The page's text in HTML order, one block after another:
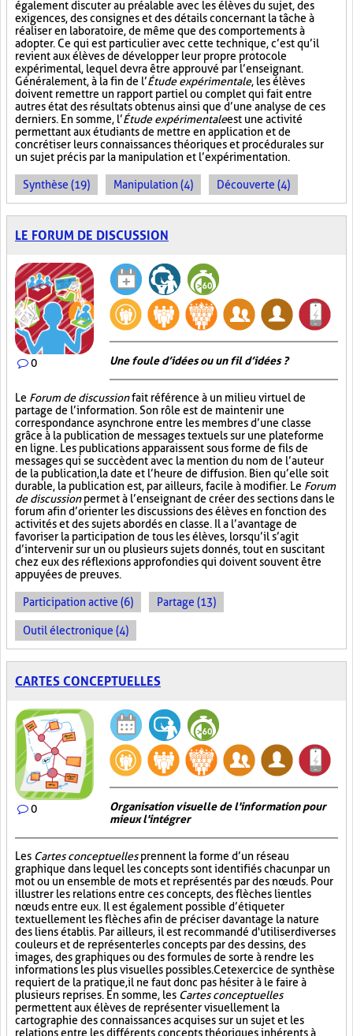
également discuter au préalable avec les élèves du sujet, des
exigences, des consignes et des détails concernant la tâche à
réaliser en laboratoire, de même que des comportements à
adopter. Ce qui est particulier avec cette technique, c’est qu’il
revient aux élèves de développer leur propre protocole
expérimental, lequel devra être approuvé par l’enseignant.
Généralement, à la fin de l’Étude expérimentale, les élèves
doivent remettre un rapport partiel ou complet qui fait entre
autres état des résultats obtenus ainsi que d’une analyse de ces
derniers. En somme, l’Étude expérimentaleest une activité
permettant aux étudiants de mettre en application et de
concrétiser leurs connaissances théoriques et procédurales sur
un sujet précis par la manipulation et l’expérimentation.
Synthèse (19) Manipulation (4) Découverte (4)
LE FORUM DE DISCUSSION
0 Une foule d’idées ou un fil d’idées ?
Le Forum de discussionfait référence à un milieu virtuel de
partage de l’information. Son rôle est de maintenir une
correspondance asynchrone entre les membres d’une classe
grâce à la publication de messages textuels sur une plateforme
en ligne. Les publications apparaissent sous forme de fils de
messages qui se succèdent avec la mention du nom de l’auteur
de la publication, la date et l’heure de diffusion. Bien qu’elle soit
durable, la publication est, par ailleurs, facile à modifier. Le Forum
de discussionpermet à l’enseignant de créer des sections dans le
forum afin d’orienter les discussions des élèves en fonction des
activités et des sujets abordés en classe. Il a l’avantage de
favoriser la participation de tous les élèves, lorsqu’il s’agit
d’intervenir sur un ou plusieurs sujets donnés, tout en suscitant
chez eux des réflexions approfondies qui doivent souvent être
appuyées de preuves.
Participation active (6) Partage (13)
Outil électronique (4)
CARTES CONCEPTUELLES
0
Organisation visuelle de l'information pour
mieux l'intégrer
Les Cartes conceptuellesprennent la forme d’un réseau
graphique dans lequel les concepts sont identifiés chacun par un
mot ou un ensemble de mots et représentés par des nœuds. Pour
illustrer les relations entre ces concepts, des flèches lient les
nœuds entre eux. Il est également possible d’étiqueter
textuellement les flèches afin de préciser davantage la nature
des liens établis. Par ailleurs, il est recommandé d'utiliser diverses
couleurs et de représenter les concepts par des dessins, des
images, des graphiques ou des formules de sorte à rendre les
informations les plus visuelles possibles. Cet exercice de synthèse
requiert de la pratique, il ne faut donc pas hésiter à le faire à
plusieurs reprises. En somme, les Cartes conceptuelles
permettent aux élèves de représenter visuellement la
cartographie des connaissances acquises sur un sujet et les
relations entre les différents concepts théoriques inhérents à